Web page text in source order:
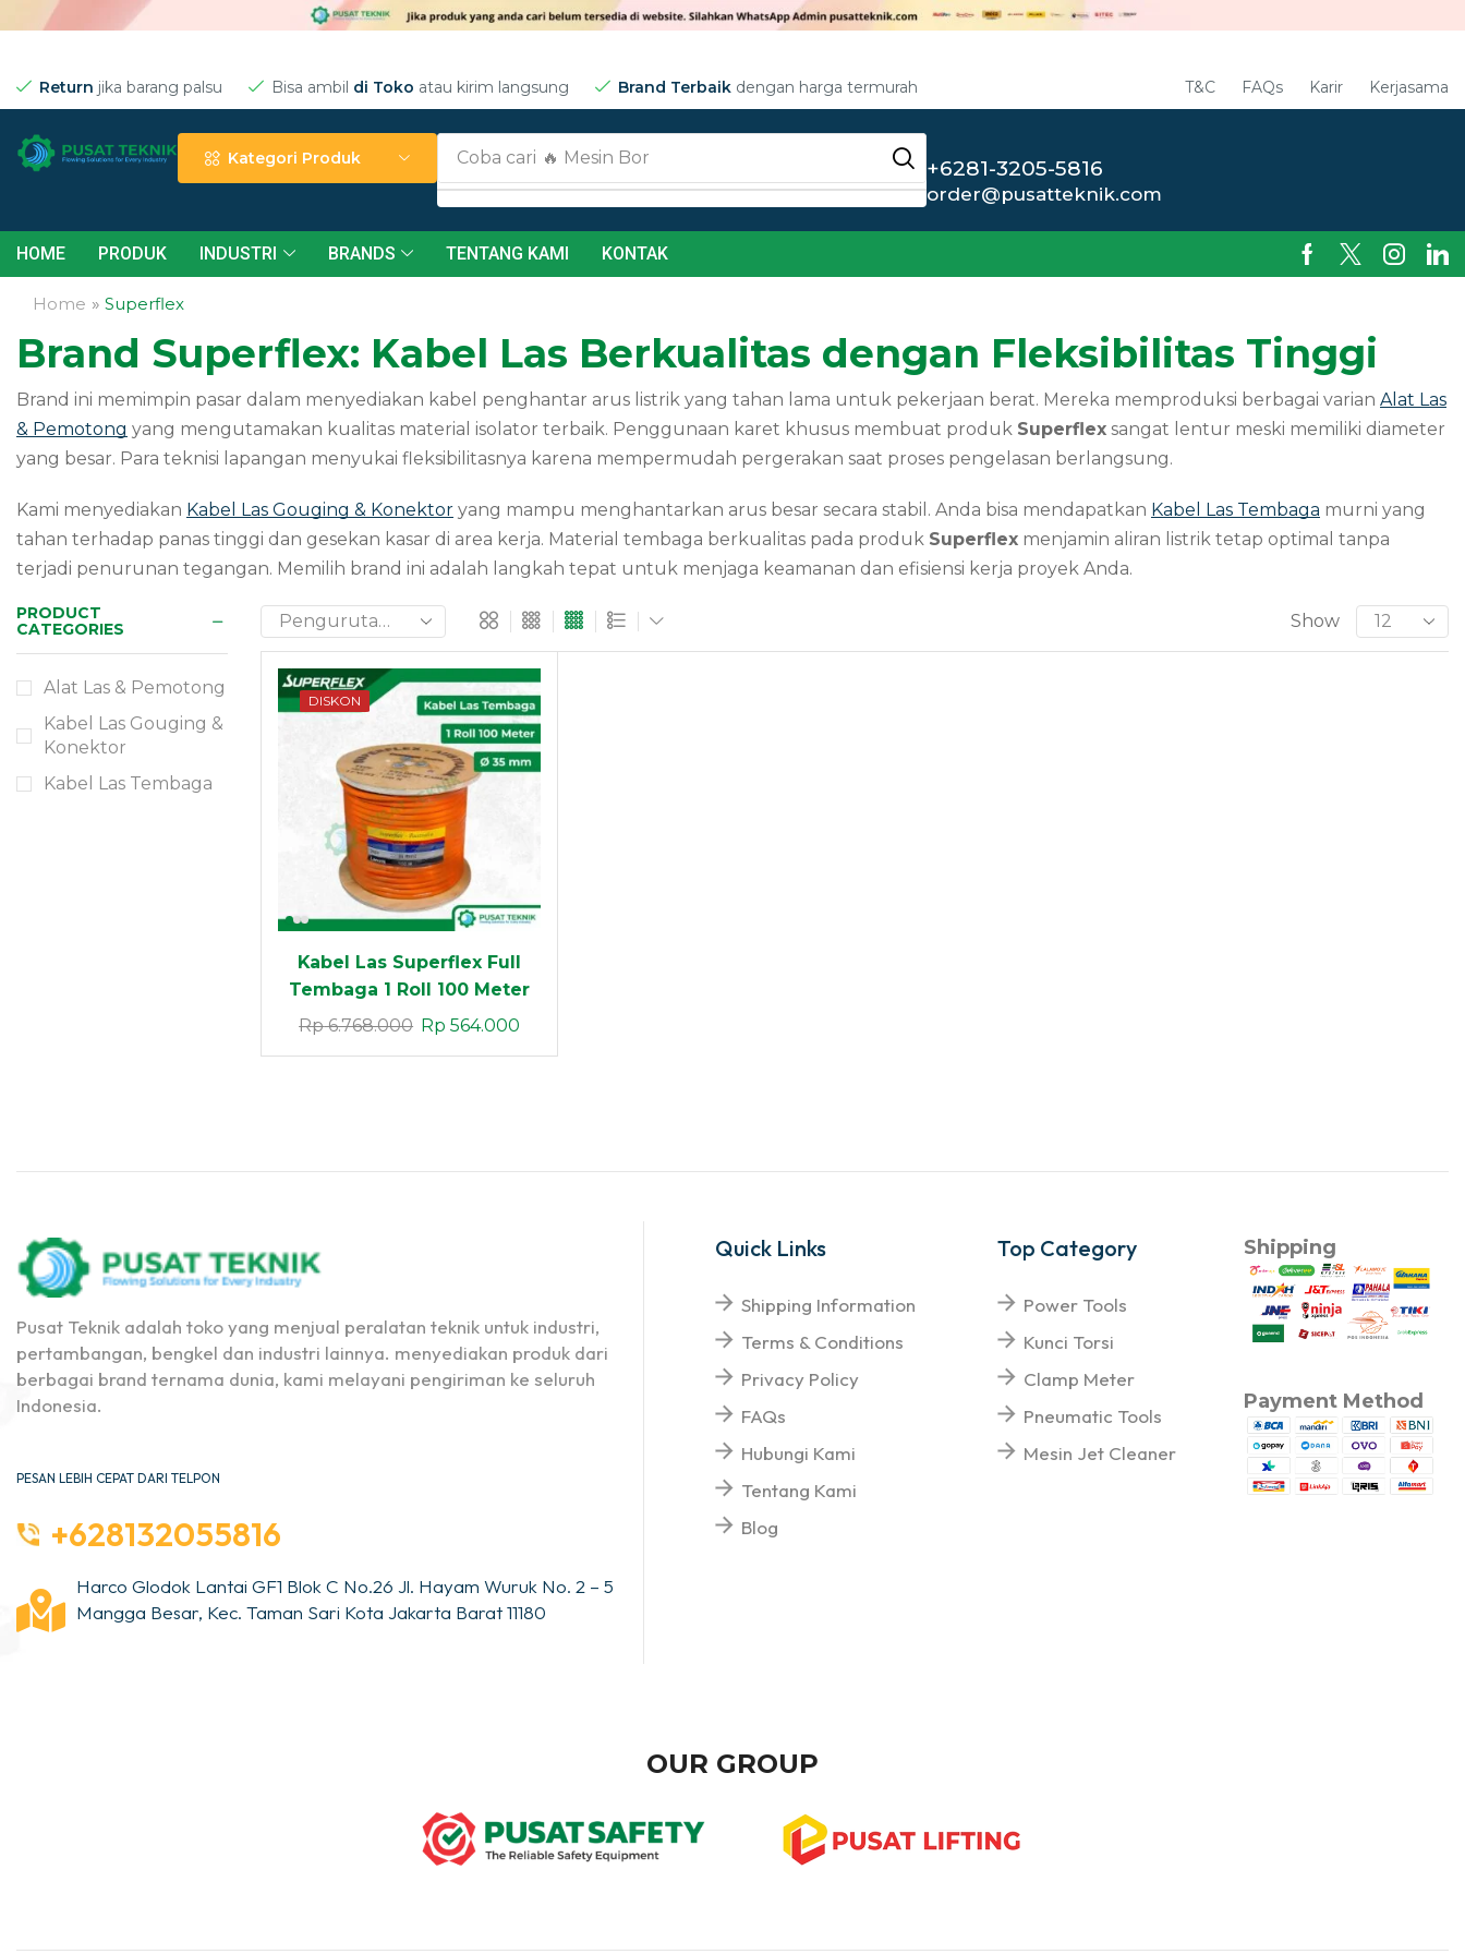
Return jika barang palsu Bisa ambil di Toko atau kirim langsung Brand Terbaik dengan harga termurah T&C FAQs Karir Kerjasama
Kategori Produk Coba cari 🔥 Jet Cleaner +6281-3205-5816
order@pusatteknik.com
HOME PRODUK INDUSTRI BRANDS TENTANG KAMI KONTAK
Home » Superflex
Brand Superflex: Kabel Las Berkualitas dengan Fleksibilitas Tinggi
Brand ini memimpin pasar dalam menyediakan kabel penghantar arus listrik yang tahan lama untuk pekerjaan berat. Mereka memproduksi berbagai varian Alat Las
& Pemotong yang mengutamakan kualitas material isolator terbaik. Penggunaan karet khusus membuat produk Superflex sangat lentur meski memiliki diameter
yang besar. Para teknisi lapangan menyukai fleksibilitasnya karena mempermudah pergerakan saat proses pengelasan berlangsung.
Kami menyediakan Kabel Las Gouging & Konektor yang mampu menghantarkan arus besar secara stabil. Anda bisa mendapatkan Kabel Las Tembaga murni yang
tahan terhadap panas tinggi dan gesekan kasar di area kerja. Material tembaga berkualitas pada produk Superflex menjamin aliran listrik tetap optimal tanpa
terjadi penurunan tegangan. Memilih brand ini adalah langkah tepat untuk menjaga keamanan dan efisiensi kerja proyek Anda.
Show
DISKON
Kabel Las Superflex Full
Tembaga 1 Roll 100 Meter
Kabel Massa dan Tang Las
Rp6.768.000 Rp 564.000
PRODUCT
CATEGORIES
Alat Las & Pemotong
Kabel Las Gouging &
Konektor
Kabel Las Tembaga
Need Help?
24/7
Contact
Pusat Teknik adalah toko yang menjual peralatan teknik untuk industri,
pertambangan, bengkel dan industri lainnya. menyediakan produk dari
berbagai brand ternama dunia, kami melayani pengiriman ke seluruh
Indonesia.
PESAN LEBIH CEPAT DARI TELPON
+628132055816
Harco Glodok Lantai GF1 Blok C No.26 Jl. Hayam Wuruk No. 2 – 5
Mangga Besar, Kec. Taman Sari Kota Jakarta Barat 11180
Quick Links
Shipping Information
Terms & Conditions
Privacy Policy
FAQs
Hubungi Kami
Tentang Kami
Blog
Top Category
Power Tools
Kunci Torsi
Clamp Meter
Pneumatic Tools
Mesin Jet Cleaner
Shipping
Payment Method
OUR GROUP